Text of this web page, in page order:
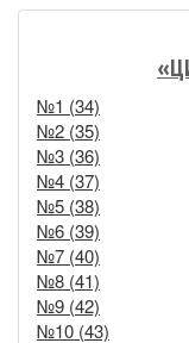
№1 (34)
№2 (35)
№3 (36)
№4 (37)
№5 (38)
№6 (39)
№7 (40)
№8 (41)
№9 (42)
№10 (43)